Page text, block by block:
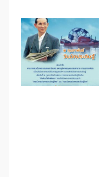
1